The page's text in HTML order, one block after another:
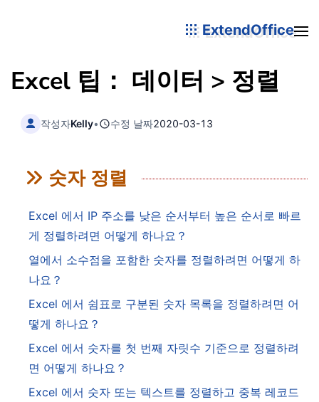
ExtendOffice
Excel 팁： 데이터 > 정렬
작성자Kelly• 수정 날짜2020-03-13
숫자 정렬
Excel 에서 IP 주소를 낮은 순서부터 높은 순서로 빠르
게 정렬하려면 어떻게 하나요？
열에서 소수점을 포함한 숫자를 정렬하려면 어떻게 하
나요？
Excel 에서 쉼표로 구분된 숫자 목록을 정렬하려면 어
떻게 하나요？
Excel 에서 숫자를 첫 번째 자릿수 기준으로 정렬하려
면 어떻게 하나요？
Excel 에서 숫자 또는 텍스트를 정렬하고 중복 레코드